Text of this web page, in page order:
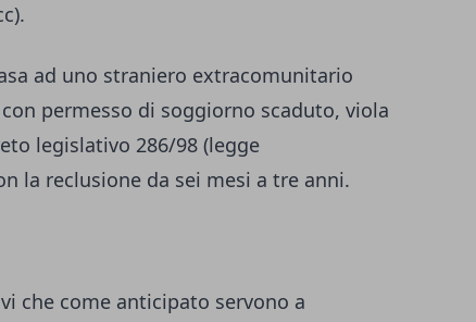
ad uno straniero extracomunitario
permesso di soggiorno scaduto, viola
legislativo 286/98 (legge
la reclusione da sei mesi a tre anni.
che come anticipato servono a